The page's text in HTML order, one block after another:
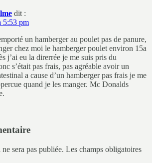
dit :
5:53 pm
un hamberger au poulet pas de panure,
chez moi le hamberger poulet environ 15a
j’ai eu la direrrée je me suis pris du
s’était pas frais, pas agréable avoir un
a cause d’un hamberger pas frais je me
quand je les manger. Mc Donalds
sera pas publiée. Les champs obligatoires